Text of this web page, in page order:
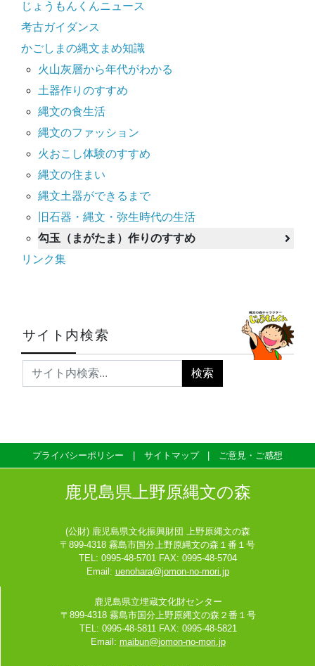
じょうもんくんニュース
考古ガイダンス
かごしまの縄文まめ知識
火山灰層から年代がわかる
土器作りのすすめ
縄文の食生活
縄文のファッション
火おこし体験のすすめ
縄文の住まい
縄文土器ができるまで
旧石器・縄文・弥生時代の生活
勾玉（まがたま）作りのすすめ
リンク集
サイト内検索
プライバシーポリシー サイトマップ ご意見・ご感想
鹿児島県上野原縄文の森
(公財) 鹿児島県文化振興財団 上野原縄文の森
〒899-4318 霧島市国分上野原縄文の森１番１号
TEL: 0995-48-5701 FAX: 0995-48-5704
Email: uenohara@jomon-no-mori.jp
鹿児島県立埋蔵文化財センター
〒899-4318 霧島市国分上野原縄文の森２番１号
TEL: 0995-48-5811 FAX: 0995-48-5821
Email: maibun@jomon-no-mori.jp